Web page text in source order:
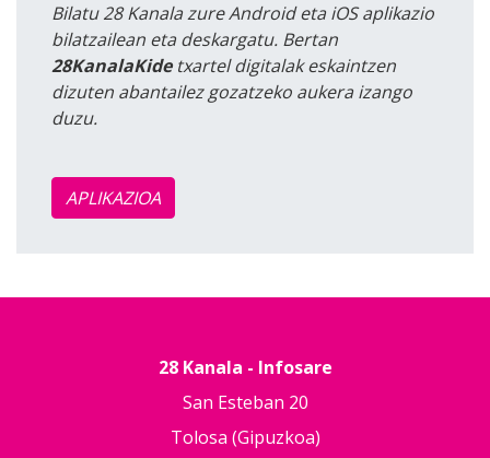
Bilatu 28 Kanala zure Android eta iOS aplikazio
bilatzailean eta deskargatu. Bertan
28KanalaKidetxartel digitalak eskaintzen
dizuten abantailez gozatzeko aukera izango
duzu.
APLIKAZIOA
28 Kanala - Infosare
San Esteban 20
Tolosa (Gipuzkoa)